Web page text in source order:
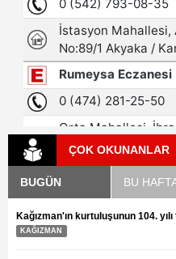
ÇOK OKUNANLAR
BUGÜN BU
Kağızman'ın kurtuluşunun 104.
KAĞIZMAN